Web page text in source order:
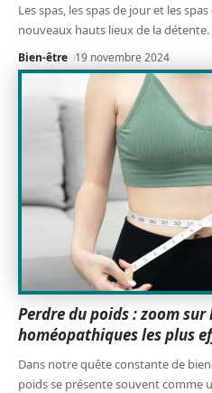
Les spas, les spas de jour et les
nouveaux hauts lieux de la
Bien-être 19 novembre 2024
Perdre du poids : zoom sur
homéopathiques les plus
Dans notre quête constante de
poids se présente souvent comme